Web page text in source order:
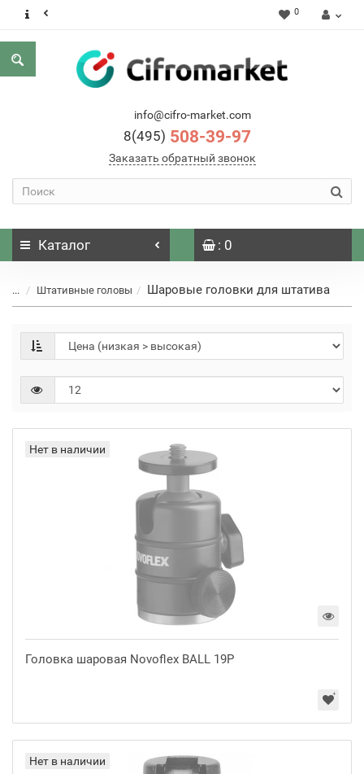
0
info@cifro-market.com
8(495) 508-39-97
Заказать обратный звонок
Каталог : 0
... Штативные головы Шаровые головки для штатива
Нет в наличии
Головка шаровая Novoflex BALL 19P
Нет в наличии